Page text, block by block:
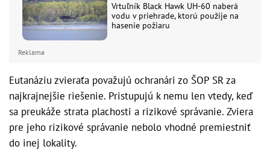
Vrtuľník Black Hawk UH-60 naberá
vodu v priehrade, ktorú použije na
hasenie požiaru
Reklama
Eutanáziu zvieraťa považujú ochranári zo ŠOP SR za
najkrajnejšie riešenie. Pristupujú k nemu len vtedy, keď
sa preukáže strata plachosti a rizikové správanie. Zviera
pre jeho rizikové správanie nebolo vhodné premiestniť
do inej lokality.